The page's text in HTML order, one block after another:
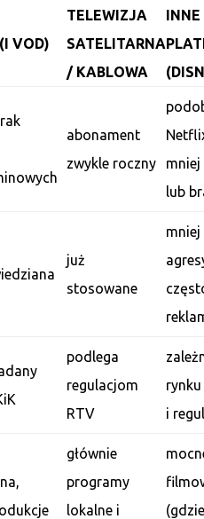
VOD)
TELEWIZJA
SATELITARNA
/ KABLOWA
INNE
abonament
zwykle roczny
mniej
lub
już
stosowane
mniej
podlega
regulacjom
RTV
i
głównie
programy
lokalne i
(gdzie